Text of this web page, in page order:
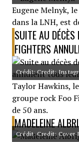
Eugene Melnyk,
dans la LNH, est
SUITE AU
FIGHTERS
Crédit: Credit:
Taylor Hawkins,
groupe rock Foo
de 50 ans.
MADELEINE
Crédit: Credit: Cover